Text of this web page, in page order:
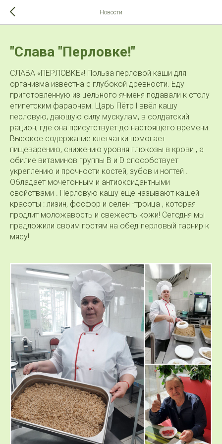
Новости
"Слава "Перловке!"
СЛАВА «ПЕРЛОВКЕ»! Польза перловой каши для
организма известна с глубокой древности. Еду
приготовленную из цельного ячменя подавали к столу
египетским фараонам. Царь Пётр l ввёл кашу
перловую, дающую силу мускулам, в солдатский
рацион, где она присутствует до настоящего времени.
Высокое содержание клетчатки помогает
пищеварению, снижению уровня глюкозы в крови , а
обилие витаминов группы B и D способствует
укреплению и прочности костей, зубов и ногтей .
Обладает мочегонным и антиоксидантными
свойствами . Перловую кашу ещё называют кашей
красоты : лизин, фосфор и селен -троица , которая
продлит моложавость и свежесть кожи! Сегодня мы
предложили своим гостям на обед перловый гарнир к
мясу!